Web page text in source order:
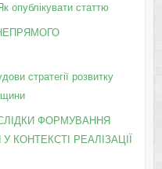
опублікувати статтю
стратегії розвитку
ФОРМУВАННЯ
РЕАЛІЗАЦІЇ